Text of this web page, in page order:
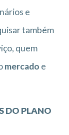
e
também
quem
mercado e
DO PLANO